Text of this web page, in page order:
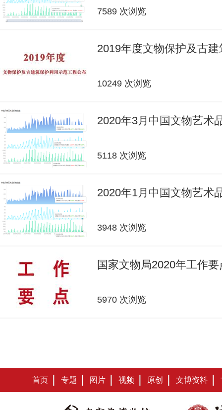
7589 次浏览
2019年度文物保护及古
10249 次浏览
2020年3月中国文物艺术
5118 次浏览
2020年1月中国文物艺术
3948 次浏览
国家文物局2020年工作要
5970 次浏览
首页 专题 图片 视频 原创 文博资料